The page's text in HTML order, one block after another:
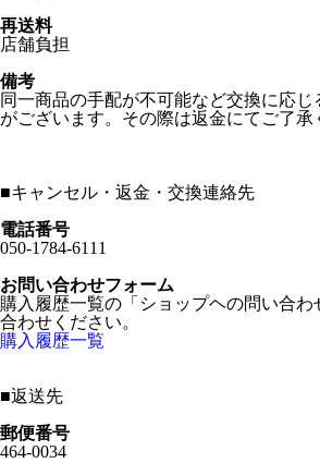
再送料
店舗負担
備考
同一商品の手配が不可能など交換に応
がございます。その際は返金にてご了承
■キャンセル・返金・交換連絡先
電話番号
050-1784-6111
お問い合わせフォーム
購入履歴一覧の「ショップヘの問い合わ
合わせください。
購入履歴一覧
■返送先
郵便番号
464-0034